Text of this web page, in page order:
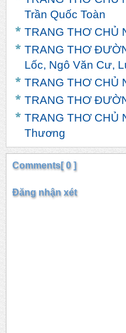
Trần Quốc Toàn
TRANG THƠ CHỦ
TRANG THƠ
Lốc, Ngô Văn Cư,
TRANG THƠ CHỦ
TRANG THƠ
TRANG THƠ CHỦ
Thương
Comments[ 0 ]
Đăng nhận xét